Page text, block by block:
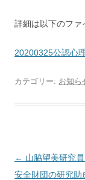
詳細は以下のファ
20200325公認心
カテゴリー: お知ら
投
稿
← 山脇望美研究
安全財団の研究助